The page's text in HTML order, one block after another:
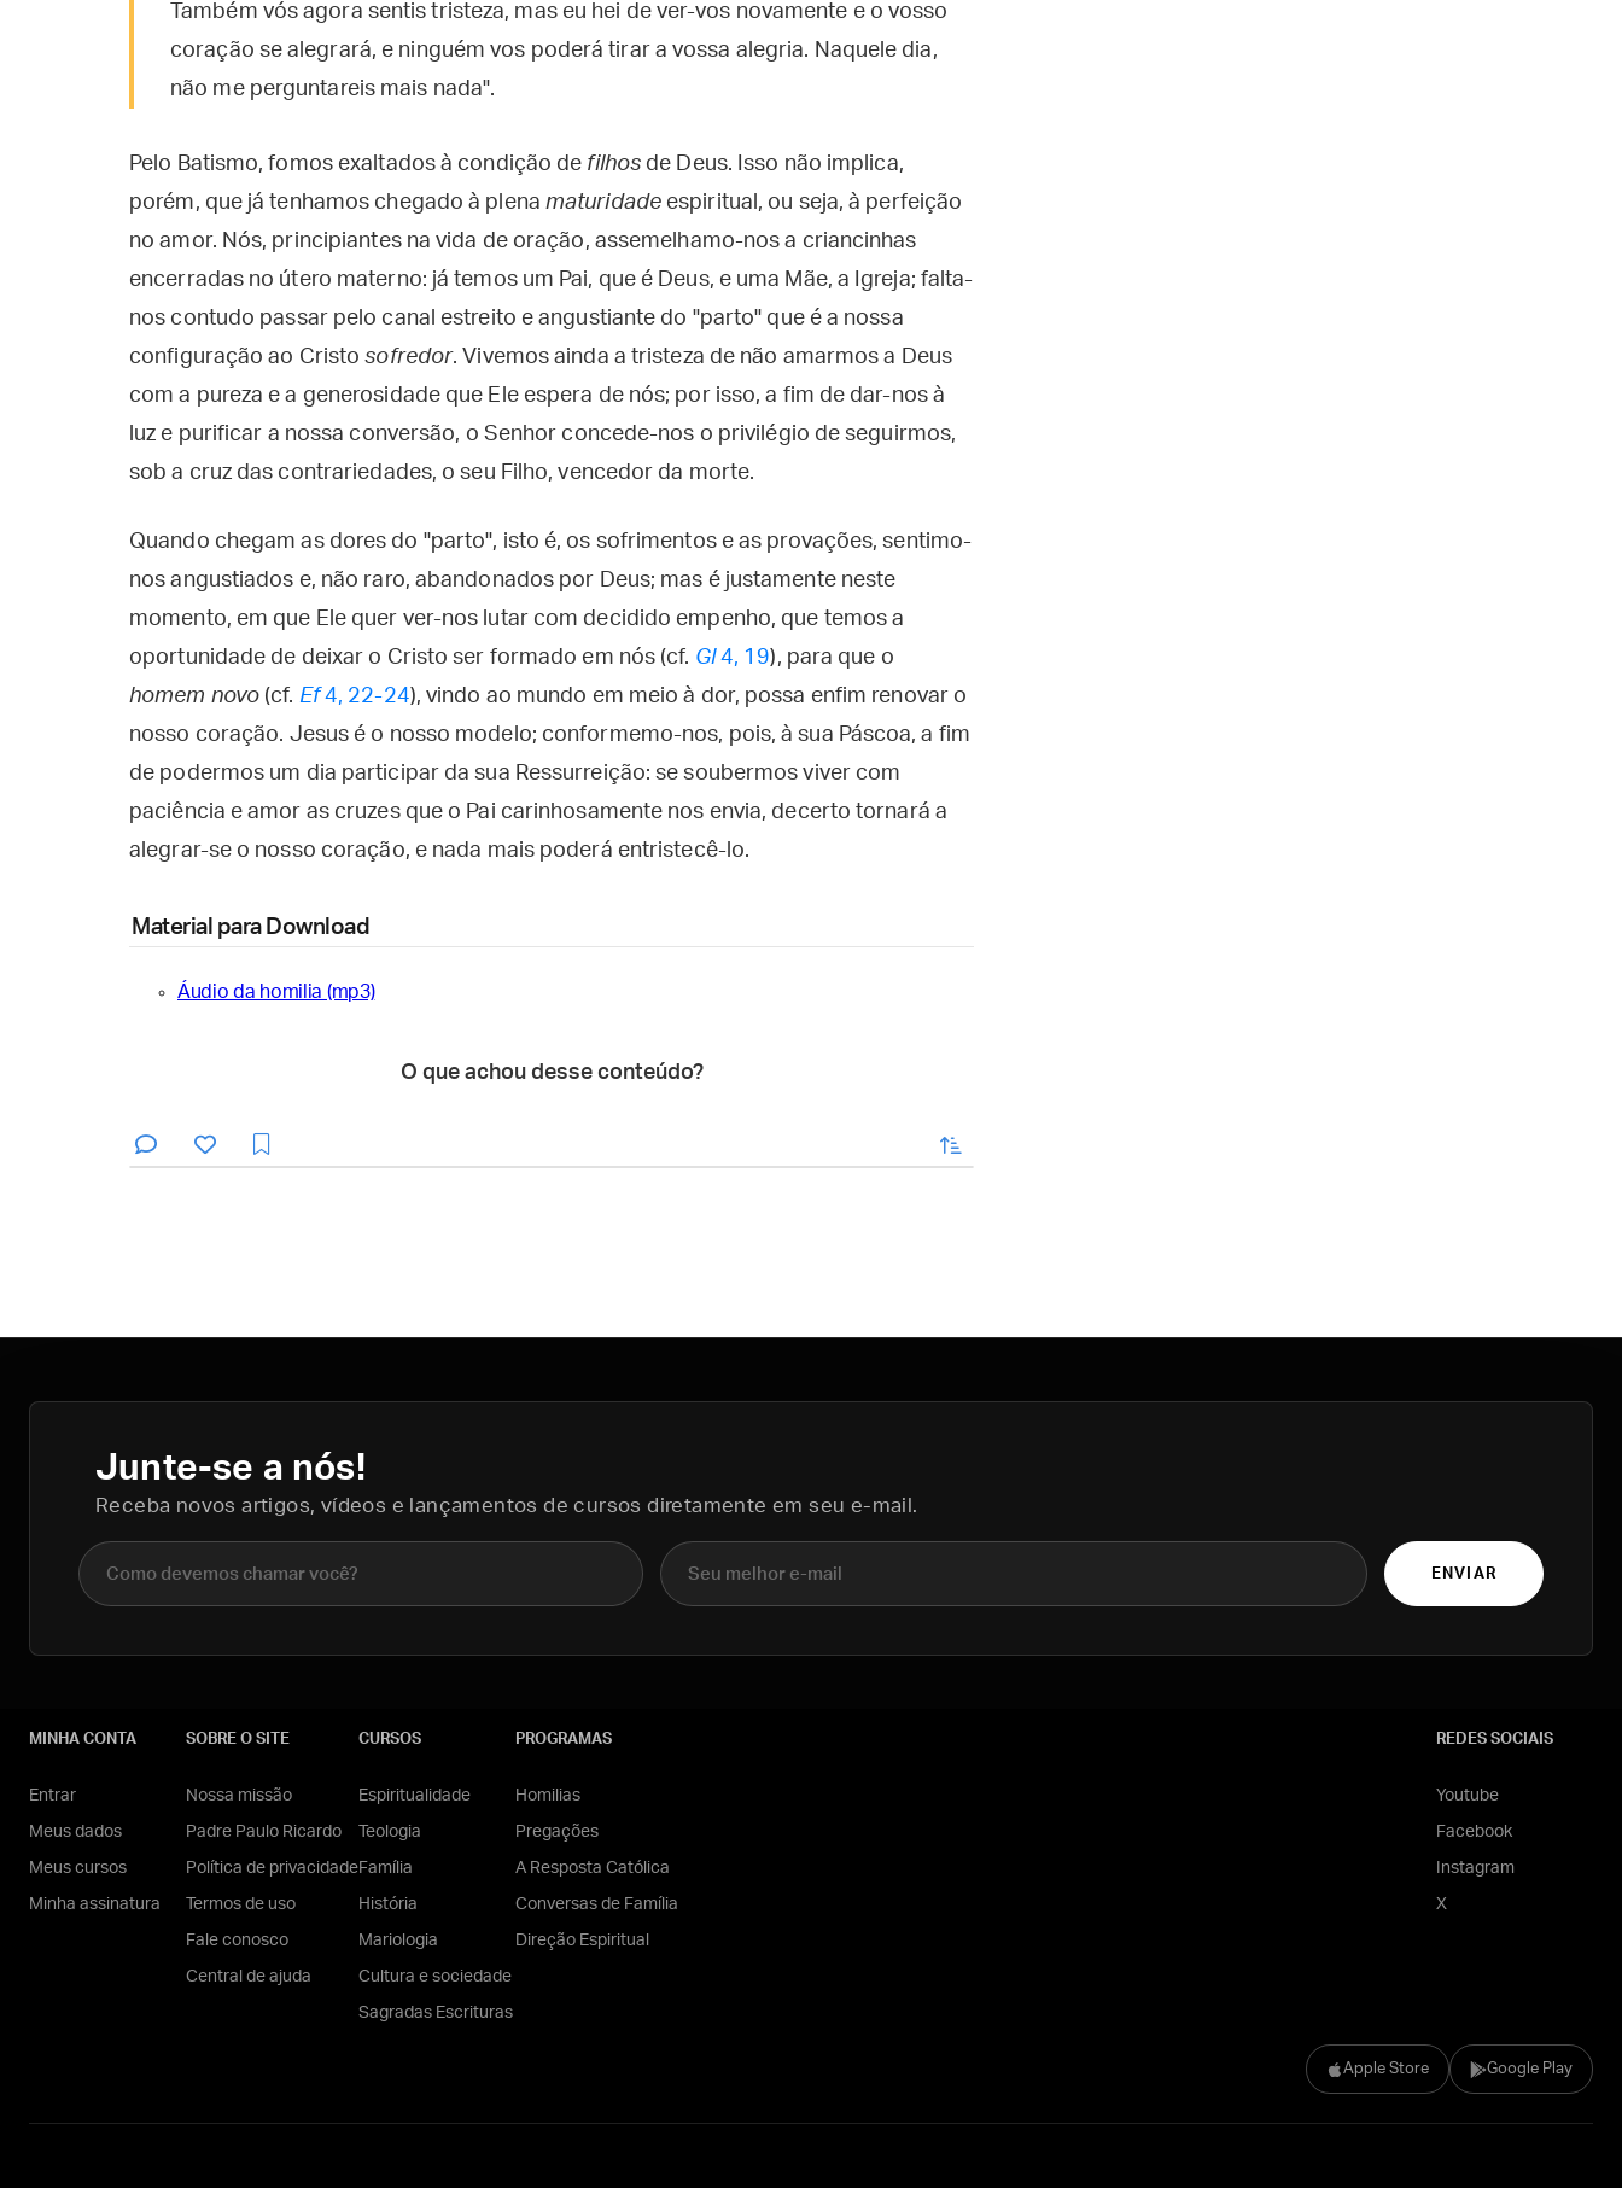
Também vós agora sentis tristeza, mas eu hei de ver-vos novamente e o vosso
coração se alegrará, e ninguém vos poderá tirar a vossa alegria. Naquele dia,
não me perguntareis mais nada".
Pelo Batismo, fomos exaltados à condição de filhos de Deus. Isso não implica,
porém, que já tenhamos chegado à plena maturidadeespiritual, ou seja, à perfeição
no amor. Nós, principiantes na vida de oração, assemelhamo-nos a criancinhas
encerradas no útero materno: já temos um Pai, que é Deus, e uma Mãe, a Igreja; falta-
nos contudo passar pelo canal estreito e angustiante do "parto" que é a nossa
configuração ao Cristosofredor. Vivemos ainda a tristeza de não amarmos a Deus
com a pureza e a generosidade que Ele espera de nós; por isso, a fim de dar-nos à
luz e purificar a nossa conversão, o Senhor concede-nos o privilégio de seguirmos,
sob a cruz das contrariedades, o seu Filho, vencedor da morte.
Quando chegam as dores do "parto", isto é, os sofrimentos e as provações, sentimo-
nos angustiados e, não raro, abandonados por Deus; mas é justamente neste
momento, em que Ele quer ver-nos lutar com decidido empenho, que temos a
oportunidade de deixar o Cristo ser formado em nós (cf. Gl4, 19), para que o
homem novo (cf. Ef4, 22-24), vindo ao mundo em meio à dor, possa enfim renovar o
nosso coração. Jesus é o nosso modelo; conformemo-nos, pois, à sua Páscoa, a fim
de podermos um dia participar da sua Ressurreição: se soubermos viver com
paciência e amor as cruzes que o Pai carinhosamente nos envia, decerto tornará a
alegrar-se o nosso coração, e nada mais poderá entristecê-lo.
Material para Download
Áudio da homilia (mp3)
O que achou desse conteúdo?
enviar
Junte-se a nós!
Receba novos artigos, vídeos e lançamentos de cursos diretamente em seu e-mail.
Nome completo E-mail
ENVIAR
Apple Store Google Play
MINHA CONTA
Entrar
Meus dados
Meus cursos
Minha assinatura
SOBRE O SITE
Nossa missão
Padre Paulo Ricardo
Política de privacidade
Termos de uso
Fale conosco
Central de ajuda
CURSOS
Espiritualidade
Teologia
Família
História
Mariologia
Cultura e sociedade
Sagradas Escrituras
PROGRAMAS
Homilias
Pregações
A Resposta Católica
Conversas de Família
Direção Espiritual
REDES SOCIAIS
Youtube
Facebook
Instagram
X